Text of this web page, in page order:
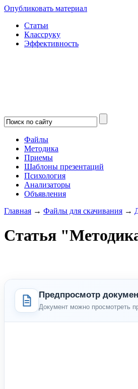
Опубликовать материал
Статьи
Классруку
Эффективность
Файлы
Методика
Приемы
Шаблоны презентаций
Психология
Анализаторы
Объявления
Главная → Файлы для скачивания →
Статья
Предпросмотр
Документ можно просмотреть